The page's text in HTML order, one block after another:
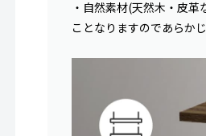
・自然素材(天然木・皮
ことなりますのであらか